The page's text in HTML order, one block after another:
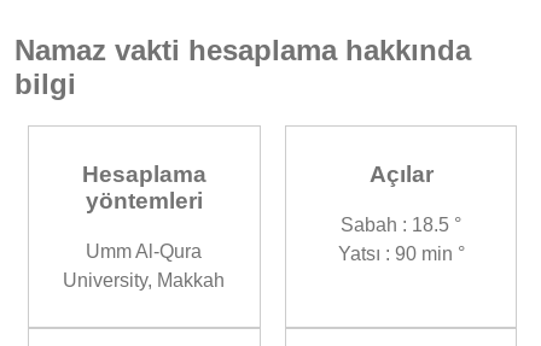
Namaz vakti hesaplama hakkında
bilgi
Hesaplama
yöntemleri
Umm Al-Qura
University, Makkah
Açılar
Sabah : 18.5 °
Yatsı : 90 min °